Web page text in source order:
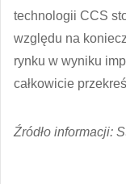
technologii CCS
względu na
rynku w wyniku
całkowicie
Źródło informacji: